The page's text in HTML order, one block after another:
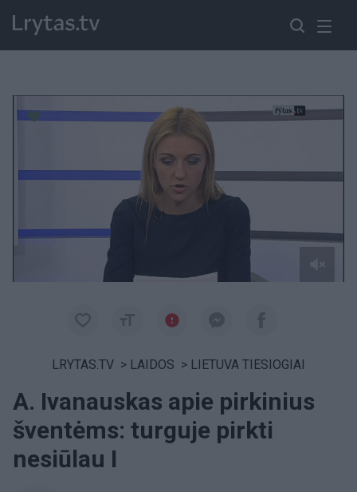
LRYTAS.TV > LAIDOS > LIETUVA TIESIOGIAI
A. Ivanauskas apie pirkinius
šventėms: turguje pirkti
nesiūlau I